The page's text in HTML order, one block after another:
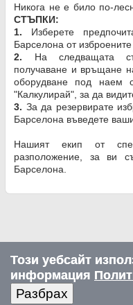
Никога не е било по-
СТЪПКИ:
1. Изберете
Барселона от изброените
2. На следващата
получаване и връщане
оборудване под наем
"Калкулирай", за да
3. За да резервирате
Барселона въведете
Нашият екип от
разположение, за ви
Барселона.
Този уебсайт
информация
Разбрах